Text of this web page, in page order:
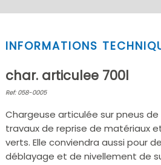
INFORMATIONS
char. articulee 700l
Ref: 058-0005
Chargeuse articulée sur pneus de
travaux de reprise de matériaux
verts. Elle conviendra aussi pour
déblayage et de nivellement de